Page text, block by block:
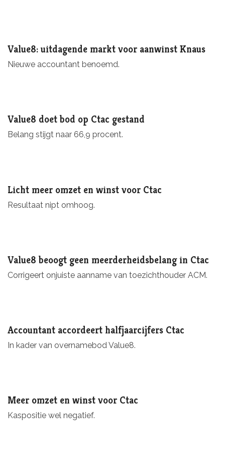
Value8: uitdagende markt voor aanwinst Knaus
Nieuwe accountant benoemd.
Value8 doet bod op Ctac gestand
Belang stijgt naar 66,9 procent.
Licht meer omzet en winst voor Ctac
Resultaat nipt omhoog.
Value8 beoogt geen meerderheidsbelang in Ctac
Corrigeert onjuiste aanname van toezichthouder ACM.
Accountant accordeert halfjaarcijfers Ctac
In kader van overnamebod Value8.
Meer omzet en winst voor Ctac
Kaspositie wel negatief.